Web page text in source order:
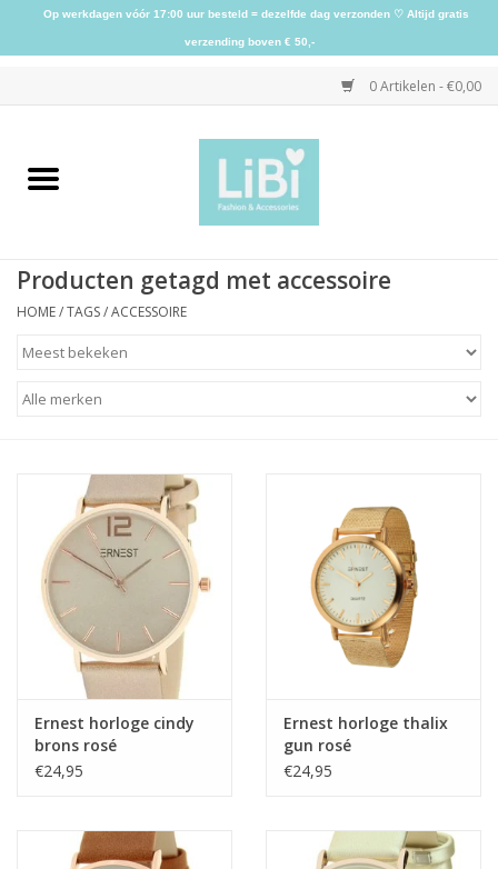
0 Artikelen - €0,00
Home
Schoenen
Accessoires
Home deco
SALE
Herensokken
Producten getagd met accessoire
HOME/TAGS/ACCESSOIRE
Ernest horloge cindy
brons rosé
€24,95
Ernest horloge thalix
gun rosé
€24,95
Op werkdagen vóór 17:00 uur besteld = dezelfde dag verzonden ♡ Altijd gratis
verzending boven € 50,-